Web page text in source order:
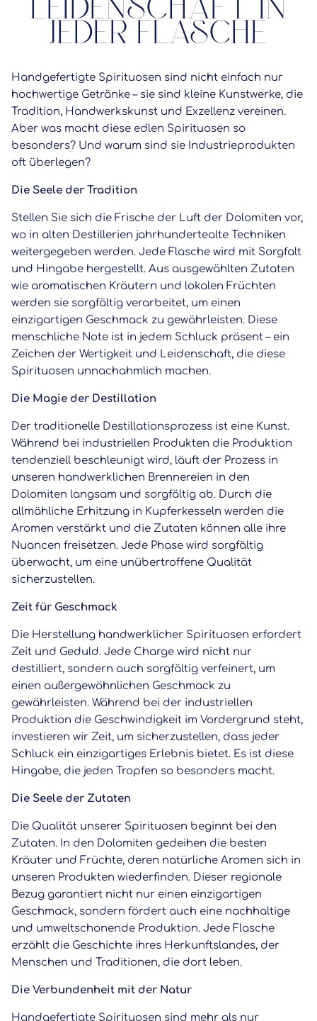
JEDER FLASCHE
Handgefertigte Spirituosen sind nicht einfach nur
hochwertige Getränke – sie sind kleine Kunstwerke, die
Tradition, Handwerkskunst und Exzellenz vereinen.
Aber was macht diese edlen Spirituosen so
besonders? Und warum sind sie Industrieprodukten
oft überlegen?
Die Seele der Tradition
Stellen Sie sich die Frische der Luft der Dolomiten vor,
wo in alten Destillerien jahrhundertealte Techniken
weitergegeben werden. Jede Flasche wird mit Sorgfalt
und Hingabe hergestellt. Aus ausgewählten Zutaten
wie aromatischen Kräutern und lokalen Früchten
werden sie sorgfältig verarbeitet, um einen
einzigartigen Geschmack zu gewährleisten. Diese
menschliche Note ist in jedem Schluck präsent – ​​ein
Zeichen der Wertigkeit und Leidenschaft, die diese
Spirituosen unnachahmlich machen.
Die Magie der Destillation
Der traditionelle Destillationsprozess ist eine Kunst.
Während bei industriellen Produkten die Produktion
tendenziell beschleunigt wird, läuft der Prozess in
unseren handwerklichen Brennereien in den
Dolomiten langsam und sorgfältig ab. Durch die
allmähliche Erhitzung in Kupferkesseln werden die
Aromen verstärkt und die Zutaten können alle ihre
Nuancen freisetzen. Jede Phase wird sorgfältig
überwacht, um eine unübertroffene Qualität
sicherzustellen.
Zeit für Geschmack
Die Herstellung handwerklicher Spirituosen erfordert
Zeit und Geduld. Jede Charge wird nicht nur
destilliert, sondern auch sorgfältig verfeinert, um
einen außergewöhnlichen Geschmack zu
gewährleisten. Während bei der industriellen
Produktion die Geschwindigkeit im Vordergrund steht,
investieren wir Zeit, um sicherzustellen, dass jeder
Schluck ein einzigartiges Erlebnis bietet. Es ist diese
Hingabe, die jeden Tropfen so besonders macht.
Die Seele der Zutaten
Die Qualität unserer Spirituosen beginnt bei den
Zutaten. In den Dolomiten gedeihen die besten
Kräuter und Früchte, deren natürliche Aromen sich in
unseren Produkten wiederfinden. Dieser regionale
Bezug garantiert nicht nur einen einzigartigen
Geschmack, sondern fördert auch eine nachhaltige
und umweltschonende Produktion. Jede Flasche
erzählt die Geschichte ihres Herkunftslandes, der
Menschen und Traditionen, die dort leben.
Die Verbundenheit mit der Natur
Handgefertigte Spirituosen sind mehr als nur